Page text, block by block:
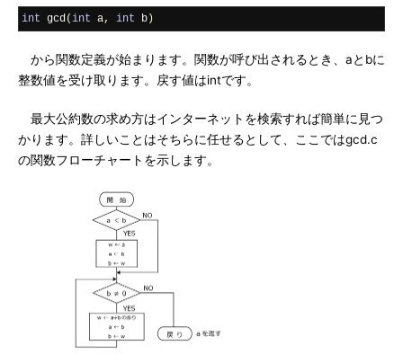
int gcd(int a, int b )
から関数定義が始まります。関数が呼び出されるとき、aとbに
整数値を受け取ります。戻す値はintです。
最大公約数の求め方はインターネットを検索すれば簡単に見つ
かります。詳しいことはそちらに任せるとして、ここではgcd.c
の関数フローチャートを示します。